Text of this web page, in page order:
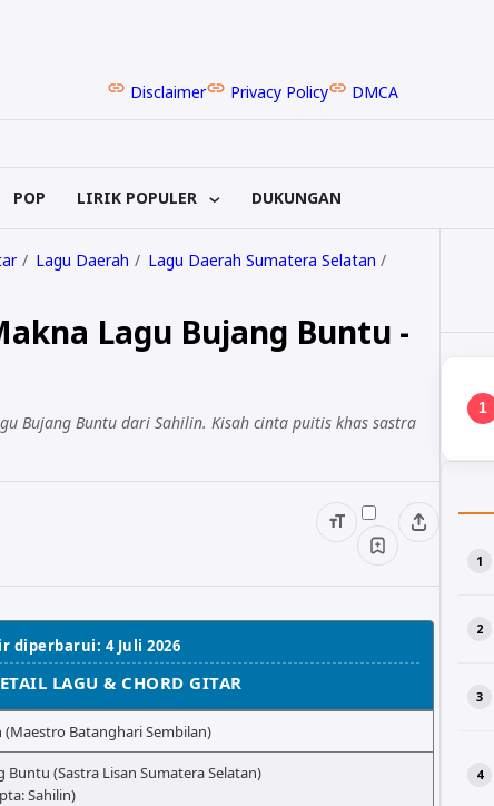
Disclaimer Privacy Policy DMCA
POP LIRIK POPULER DUKUNGAN
Lagu Daerah
Lagu Daerah Sumatera Selatan
Lagu Bujang Buntu -
Bujang Buntu dari Sahilin. Kisah cinta puitis khas sastra
diperbarui: 4 Juli 2026
LAGU & CHORD GITAR
(Maestro Batanghari Sembilan)
Buntu (Sastra Lisan Sumatera Selatan)
Sahilin)
1